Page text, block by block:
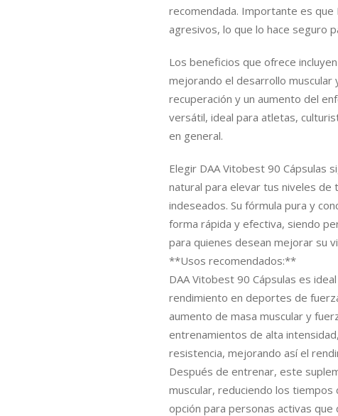
recomendada. Importante es
agresivos, lo que lo hace seguro
Los beneficios que ofrece
mejorando el desarrollo muscular
recuperación y un aumento del
versátil, ideal para atletas,
en general.
Elegir DAA Vitobest 90 Cápsulas
natural para elevar tus niveles
indeseados. Su fórmula pura y
forma rápida y efectiva, siendo
para quienes desean mejorar su
**Usos recomendados:**
DAA Vitobest 90 Cápsulas es
rendimiento en deportes de
aumento de masa muscular y
entrenamientos de alta
resistencia, mejorando así el
Después de entrenar, este
muscular, reduciendo los tiempos
opción para personas activas